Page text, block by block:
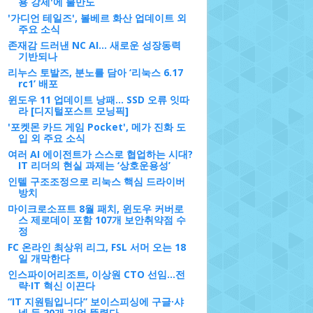
'가디언 테일즈', 볼베르 화산 업데이트 외
주요 소식
존재감 드러낸 NC AI... 새로운 성장동력
기반되나
리누스 토발즈, 분노를 담아 ‘리눅스 6.17
rc1’ 배포
윈도우 11 업데이트 낭패… SSD 오류 잇따
라 [디지털포스트 모닝픽]
'포켓몬 카드 게임 Pocket', 메가 진화 도
입 외 주요 소식
여러 AI 에이전트가 스스로 협업하는 시대?
IT 리더의 현실 과제는 ‘상호운용성’
인텔 구조조정으로 리눅스 핵심 드라이버
방치
마이크로소프트 8월 패치, 윈도우 커버로
스 제로데이 포함 107개 보안취약점 수
정
FC 온라인 최상위 리그, FSL 서머 오는 18
일 개막한다
인스파이어리조트, 이상원 CTO 선임…전
략·IT 혁신 이끈다
“IT 지원팀입니다” 보이스피싱에 구글·샤